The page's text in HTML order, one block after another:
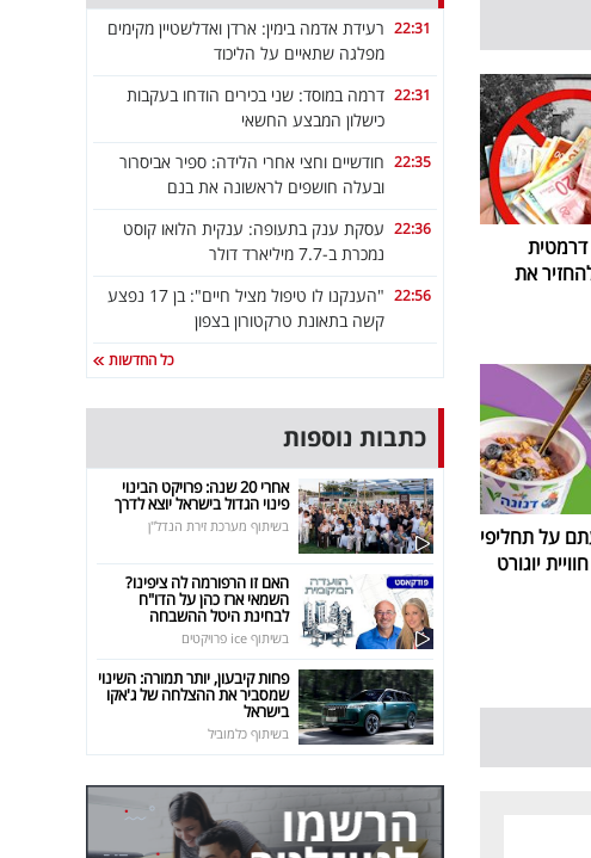
דרמטית
את
על תחליפי
יוגורט
22:31 רעידת אדמה בימין: ארדן ואדלשטיין מקימים
מפלגה שתאיים על הליכוד
22:31 דרמה במוסד: שני בכירים הודחו בעקבות
כישלון המבצע החשאי
22:35 חודשיים וחצי אחרי הלידה: ספיר אביסרור
ובעלה חושפים לראשונה את בנם
22:36 עסקת ענק בתעופה: ענקית הלואו קוסט
נמכרת ב-7.7 מיליארד דולר
22:56
"הענקנו לו טיפול מציל חיים": בן 17 נפצע
קשה בתאונת טרקטורון בצפון
כל החדשות
כתבות נוספות
אחרי 20 שנה: פרויקט הבינוי
פינוי הגדול בישראל יוצא לדרך
בשיתוף מערכת זירת הנדל"ן
האם זו הרפורמה לה ציפינו?
השמאי ארז כהן על הדו"ח
לבחינת היטל ההשבחה
בשיתוף ice פרויקטים
פחות קיבעון, יותר תמורה: השינוי
שמסביר את ההצלחה של ג'אקו
בישראל
בשיתוף כלמוביל